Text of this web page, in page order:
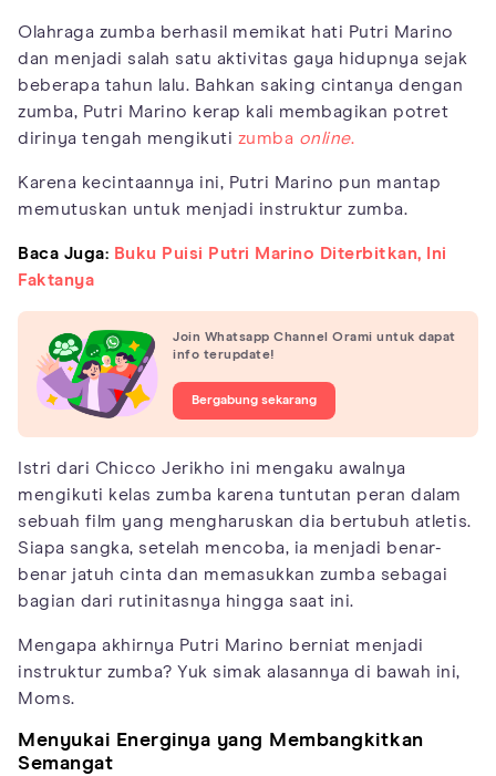
Olahraga zumba berhasil memikat hati Putri Marino
dan menjadi salah satu aktivitas gaya hidupnya sejak
beberapa tahun lalu. Bahkan saking cintanya dengan
zumba, Putri Marino kerap kali membagikan potret
dirinya tengah mengikuti zumba online.
Karena kecintaannya ini, Putri Marino pun mantap
memutuskan untuk menjadi instruktur zumba.
Baca Juga: Buku Puisi Putri Marino Diterbitkan, Ini
Faktanya
Join Whatsapp Channel Orami untuk dapat
info terupdate!
Bergabung sekarang
Istri dari Chicco Jerikho ini mengaku awalnya
mengikuti kelas zumba karena tuntutan peran dalam
sebuah film yang mengharuskan dia bertubuh atletis.
Siapa sangka, setelah mencoba, ia menjadi benar-
benar jatuh cinta dan memasukkan zumba sebagai
bagian dari rutinitasnya hingga saat ini.
Mengapa akhirnya Putri Marino berniat menjadi
instruktur zumba? Yuk simak alasannya di bawah ini,
Moms.
Menyukai Energinya yang Membangkitkan
Semangat